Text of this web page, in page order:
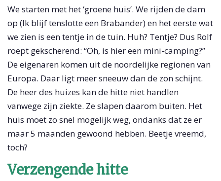
We starten met het ‘groene huis’. We rijden de dam
op (Ik blijf tenslotte een Brabander) en het eerste wat
we zien is een tentje in de tuin. Huh? Tentje? Dus Rolf
roept gekscherend: “Oh, is hier een mini-camping?”
De eigenaren komen uit de noordelijke regionen van
Europa. Daar ligt meer sneeuw dan de zon schijnt.
De heer des huizes kan de hitte niet handlen
vanwege zijn ziekte. Ze slapen daarom buiten. Het
huis moet zo snel mogelijk weg, ondanks dat ze er
maar 5 maanden gewoond hebben. Beetje vreemd,
toch?
Verzengende hitte